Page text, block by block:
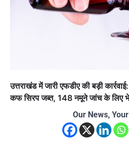
उत्तराखंड में जारी एफडीए की बड़ी
कफ सिरप जब्त, 148 नमूने जांच के लिए
Our News,